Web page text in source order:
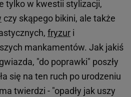
tylko w kwestii stylizacji,
czy skąpego bikini, ale także
fryzur i
mankamentów. Jak jakiś
"do poprawki" poszły
się na ten ruch po urodzeniu
twierdzi - "opadły jak uszy